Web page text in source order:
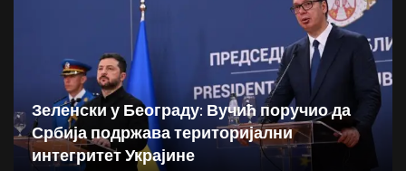
Зеленски у Београду: Вучић поручио да
Србија подржава територијални
интегритет Украјине